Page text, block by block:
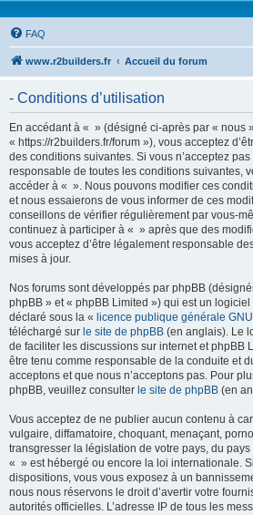
FAQ
www.r2builders.fr Accueil du forum
- Conditions d’utilisation
En accédant à « » (désigné ci-après par « nous
« https://r2builders.fr/forum »), vous acceptez
des conditions suivantes. Si vous n’acceptez
responsable de toutes les conditions suivantes,
accéder à « ». Nous pouvons modifier ces
et nous essaierons de vous informer de ces
conseillons de vérifier régulièrement par vous-
continuez à participer à « » après que des
vous acceptez d’être légalement responsable
mises à jour.
Nos forums sont développés par phpBB
phpBB » et « phpBB Limited ») qui est un
déclaré sous la « licence publique générale
téléchargé sur le site de phpBB (en anglais). Le
de faciliter les discussions sur internet et phpBB
être tenu comme responsable de la conduite et
acceptons et que nous n’acceptons pas. Pour
phpBB, veuillez consulter le site de phpBB (en
Vous acceptez de ne publier aucun contenu à
vulgaire, diffamatoire, choquant, menaçant,
transgresser la législation de votre pays, du
« » est hébergé ou encore la loi internationale.
dispositions, vous vous exposez à un
nous nous réservons le droit d’avertir votre
autorités officielles. L’adresse IP de tous les